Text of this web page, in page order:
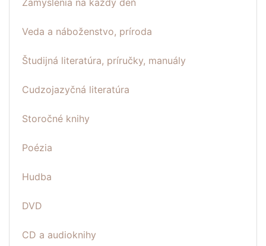
Veda a náboženstvo, príroda
Študijná literatúra, príručky, manuály
Cudzojazyčná literatúra
Storočné knihy
Poézia
Hudba
DVD
CD a audioknihy